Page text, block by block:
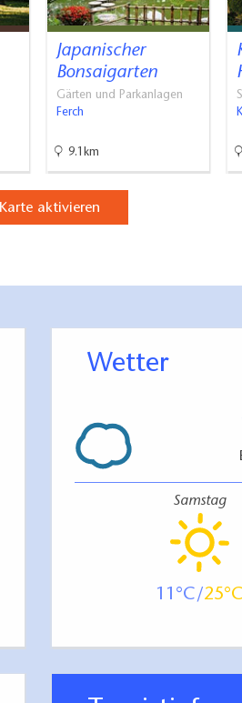
Japanischer
Bonsaigarten
Gärten und Parkanlagen
Ferch
9.1km
Karte aktivieren
Wetter
Samstag
11 25